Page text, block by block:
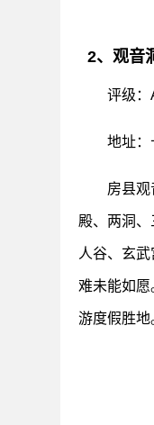
2、观音
评级
地址：
房县
殿、两洞
人谷、玄
难未能如
游度假胜地